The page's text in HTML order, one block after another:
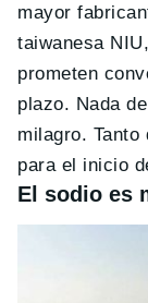
mayor
taiwanesa
prometen
plazo. Nada
milagro. Tanto
para el inicio
El sodio es